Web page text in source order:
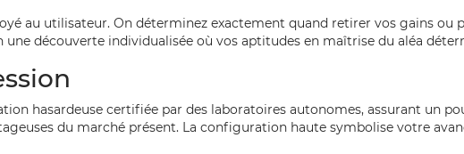
au utilisateur. On déterminez exactement quand retirer vos gains ou
découverte individualisée où vos aptitudes en maîtrise du aléa
hasardeuse certifiée par des laboratoires autonomes, assurant un
du marché présent. La configuration haute symbolise votre